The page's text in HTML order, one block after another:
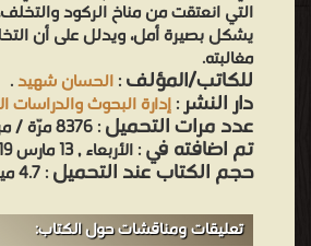
التي انعتقت من مناخ الركود
يشكل بصيرة أمل، ويدلل على أن
مغالبته.
للكاتب/المؤلف:الحسان شهيد.
دار النشر:إدارة البحوث والدراسات
عدد مرات التحميل: 8376 مرّة / مرات.
تم اضافته في: الأربعاء , 13 مارس 2019م.
حجم الكتاب عند التحميل: 4.7 ميجا بايت .
تعليقات ومناقشات حول الكتاب: